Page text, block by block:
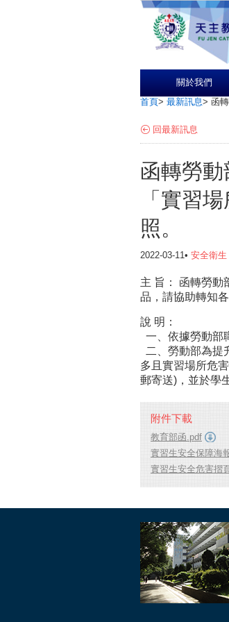
關於我們
首頁> 最新訊息> 函
回最新訊息
函轉勞
「實習
照。
2022-03-11• 安全衛生
主 旨： 函轉勞動
品，請協助轉知
說 明：
一、依據勞動部
二、勞動部為提
多且實習場所危
郵寄送)，並於學
附件下載
教育部函.pdf
實習生安全保障海
實習生安全危害摺